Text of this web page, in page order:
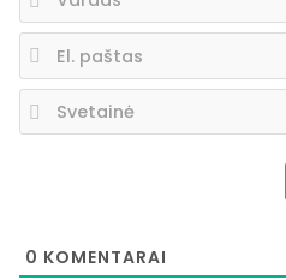
0 KOMENTARAI